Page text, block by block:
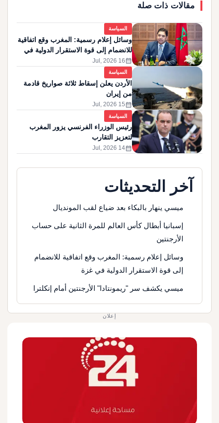
مقالات ذات صلة
السياسة
وسائل إعلام رسمية: المغرب وقع اتفاقية
للانضمام إلى قوة الاستقرار الدولية في
غزة
calendar_month
16 Jul, 2026
السياسة
الأردن يعلن إسقاط ثلاثة صواريخ قادمة
من إيران
calendar_month
15 Jul, 2026
السياسة
رئيس الوزراء الفرنسي يزور المغرب
لتعزيز التقارب
calendar_month
14 Jul, 2026
آخر التحديثات
ميسي ينهار بالبكاء بعد ضياع لقب المونديال
إسبانيا أبطال كأس العالم للمرة الثانية على حساب
الأرجنتين
وسائل إعلام رسمية: المغرب وقع اتفاقية للانضمام
إلى قوة الاستقرار الدولية في غزة
ميسي يكشف سر "ريمونتادا" الأرجنتين أمام إنكلترا
إعلان